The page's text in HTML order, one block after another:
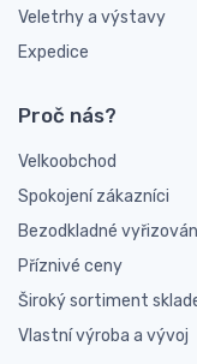
Veletrhy a výstavy
Expedice
Proč nás?
Velkoobchod
Spokojení zákazníci
Bezodkladné
Příznivé ceny
Široký sortiment
Vlastní výroba a vývoj